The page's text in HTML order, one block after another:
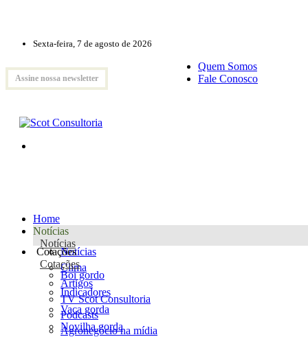
Sexta-feira, 7 de agosto de 2026
Assine nossa newsletter
Quem Somos
Fale Conosco
Home
Notícias
Notícias
Notícias
Clima
Artigos
TV Scot Consultoria
Podcasts
Agronegócio na mídia
Cotações
Cotações
Boi gordo
Indicadores
Vaca gorda
Novilha gorda